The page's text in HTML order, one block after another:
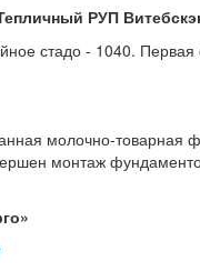
РУП
стадо - 1040.
молочно-товарная
монтаж